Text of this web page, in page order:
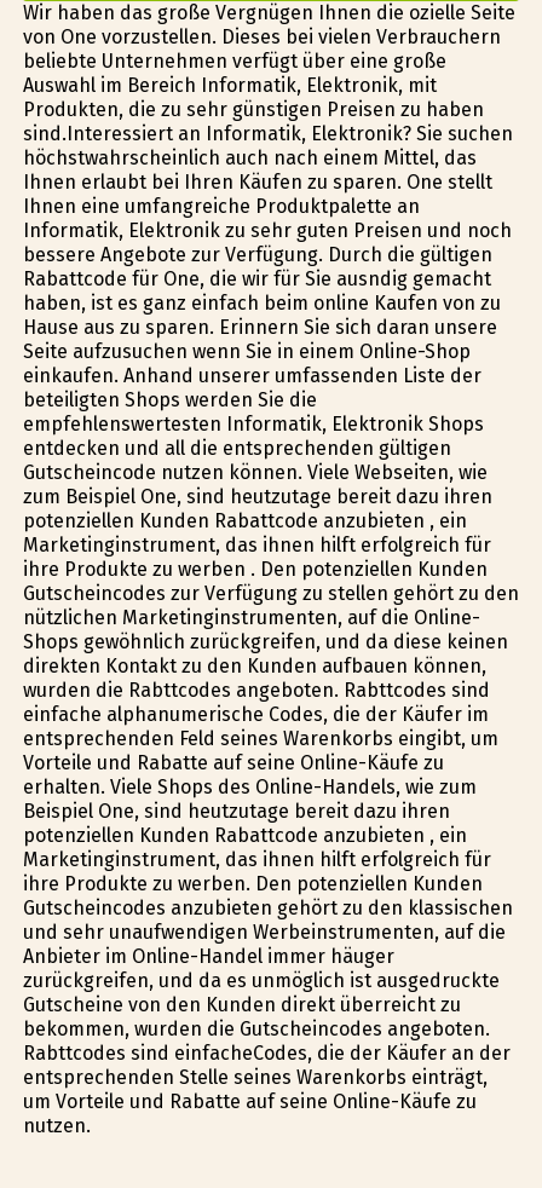
Wir haben das große Vergnügen Ihnen die ofizielle Seite
von One vorzustellen. Dieses bei vielen Verbrauchern
beliebte Unternehmen verfügt über eine große
Auswahl im Bereich Informatik, Elektronik, mit
Produkten, die zu sehr günstigen Preisen zu haben
sind.Interessiert an Informatik, Elektronik? Sie suchen
höchstwahrscheinlich auch nach einem Mittel, das
Ihnen erlaubt bei Ihren Käufen zu sparen. One stellt
Ihnen eine umfangreiche Produktpalette an
Informatik, Elektronik zu sehr guten Preisen und noch
bessere Angebote zur Verfügung. Durch die gültigen
Rabattcode für One, die wir für Sie ausfindig gemacht
haben, ist es ganz einfach beim online Kaufen von zu
Hause aus zu sparen. Erinnern Sie sich daran unsere
Seite aufzusuchen wenn Sie in einem Online-Shop
einkaufen. Anhand unserer umfassenden Liste der
beteiligten Shops werden Sie die
empfehlenswertesten Informatik, Elektronik Shops
entdecken und all die entsprechenden gültigen
Gutscheincode nutzen können. Viele Webseiten, wie
zum Beispiel One, sind heutzutage bereit dazu ihren
potenziellen Kunden Rabattcode anzubieten , ein
Marketinginstrument, das ihnen hilft erfolgreich für
ihre Produkte zu werben . Den potenziellen Kunden
Gutscheincodes zur Verfügung zu stellen gehört zu den
nützlichen Marketinginstrumenten, auf die Online-
Shops gewöhnlich zurückgreifen, und da diese keinen
direkten Kontakt zu den Kunden aufbauen können,
wurden die Rabttcodes angeboten. Rabttcodes sind
einfache alphanumerische Codes, die der Käufer im
entsprechenden Feld seines Warenkorbs eingibt, um
Vorteile und Rabatte auf seine Online-Käufe zu
erhalten. Viele Shops des Online-Handels, wie zum
Beispiel One, sind heutzutage bereit dazu ihren
potenziellen Kunden Rabattcode anzubieten , ein
Marketinginstrument, das ihnen hilft erfolgreich für
ihre Produkte zu werben. Den potenziellen Kunden
Gutscheincodes anzubieten gehört zu den klassischen
und sehr unaufwendigen Werbeinstrumenten, auf die
Anbieter im Online-Handel immer häufiger
zurückgreifen, und da es unmöglich ist ausgedruckte
Gutscheine von den Kunden direkt überreicht zu
bekommen, wurden die Gutscheincodes angeboten.
Rabttcodes sind einfacheCodes, die der Käufer an der
entsprechenden Stelle seines Warenkorbs einträgt,
um Vorteile und Rabatte auf seine Online-Käufe zu
nutzen.